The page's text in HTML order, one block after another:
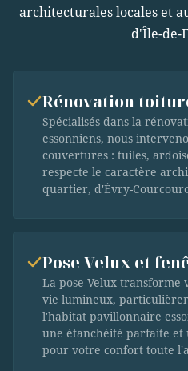
architecturales locales et
d'Île-de-
Rénovation
Spécialisés dans la
essonniens, nous
couvertures : tuiles,
respecte le caractère
quartier, d'Évry-
Pose Velux et
La pose Velux transforme
vie lumineux,
l'habitat pavillonnaire
une étanchéité parfaite et
pour votre confort toute